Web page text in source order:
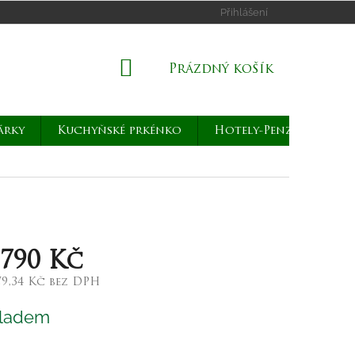
Přihlášení
NÁKUPNÍ
Prázdný košík
Kuchyňské prkénko Hotely-Penziony
Kč
Kč bez DPH